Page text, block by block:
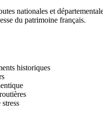
nationales et
du patrimoine français.
historiques